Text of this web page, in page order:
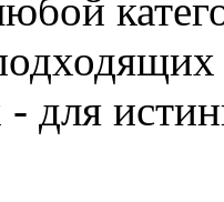
для